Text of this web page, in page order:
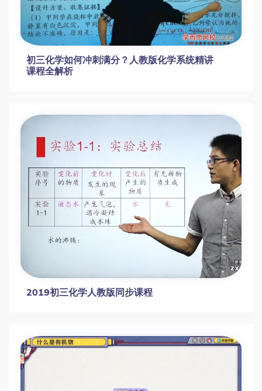
张立琛2020暑初三化学化学完结
初三化学如何冲刺满分？人教版化学系统精讲